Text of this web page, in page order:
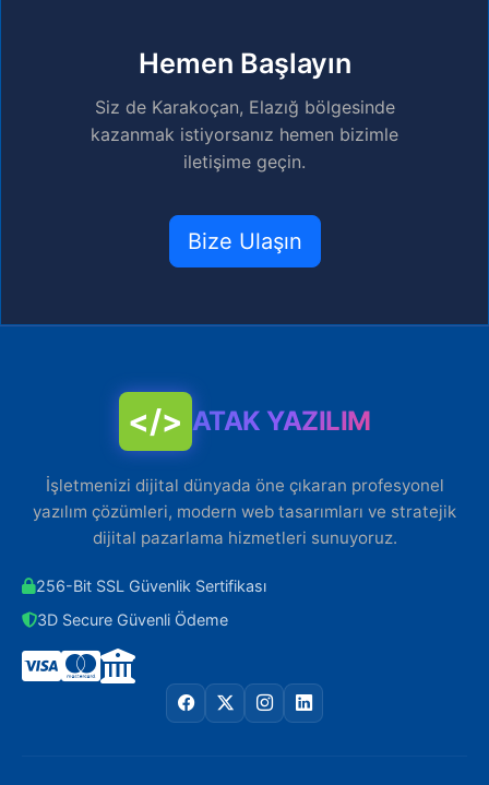
Hemen Başlayın
Siz de Karakoçan, Elazığ bölgesinde
kazanmak istiyorsanız hemen bizimle
iletişime geçin.
Bize Ulaşın
</> ATAK YAZILIM
İşletmenizi dijital dünyada öne çıkaran profesyonel
yazılım çözümleri, modern web tasarımları ve stratejik
dijital pazarlama hizmetleri sunuyoruz.
256-Bit SSL Güvenlik Sertifikası
3D Secure Güvenli Ödeme